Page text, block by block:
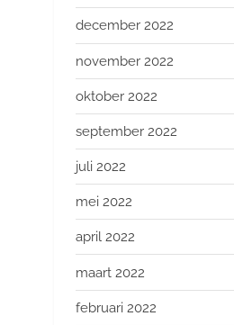
december 2022
november 2022
oktober 2022
september 2022
juli 2022
mei 2022
april 2022
maart 2022
februari 2022